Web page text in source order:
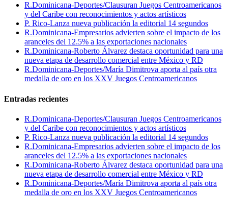
R.Dominicana-Deportes/Clausuran Juegos Centroamericanos
y del Caribe con reconocimientos y actos artísticos
P. Rico-Lanza nueva publicación la editorial 14 segundos
R.Dominicana-Empresarios advierten sobre el impacto de los
aranceles del 12.5% a las exportaciones nacionales
R.Dominicana-Roberto Álvarez destaca oportunidad para una
nueva etapa de desarrollo comercial entre México y RD
R.Dominicana-Deportes/María Dimitrova aporta al país otra
medalla de oro en los XXV Juegos Centroamericanos
Entradas recientes
R.Dominicana-Deportes/Clausuran Juegos Centroamericanos
y del Caribe con reconocimientos y actos artísticos
P. Rico-Lanza nueva publicación la editorial 14 segundos
R.Dominicana-Empresarios advierten sobre el impacto de los
aranceles del 12.5% a las exportaciones nacionales
R.Dominicana-Roberto Álvarez destaca oportunidad para una
nueva etapa de desarrollo comercial entre México y RD
R.Dominicana-Deportes/María Dimitrova aporta al país otra
medalla de oro en los XXV Juegos Centroamericanos